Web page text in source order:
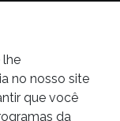
lhe
no nosso site
que você
da